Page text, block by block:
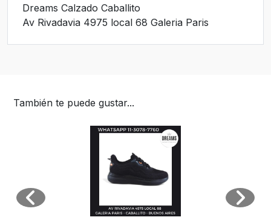
Dreams Calzado Caballito
Av Rivadavia 4975 local 68 Galeria Paris
También te puede gustar...